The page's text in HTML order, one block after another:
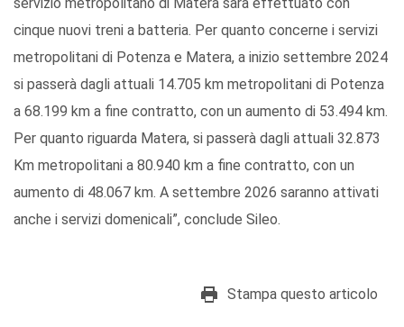
servizio metropolitano di Matera sarà effettuato con
cinque nuovi treni a batteria. Per quanto concerne i servizi
metropolitani di Potenza e Matera, a inizio settembre 2024
si passerà dagli attuali 14.705 km metropolitani di Potenza
a 68.199 km a fine contratto, con un aumento di 53.494 km.
Per quanto riguarda Matera, si passerà dagli attuali 32.873
Km metropolitani a 80.940 km a fine contratto, con un
aumento di 48.067 km. A settembre 2026 saranno attivati
anche i servizi domenicali”, conclude Sileo.
Stampa questo articolo